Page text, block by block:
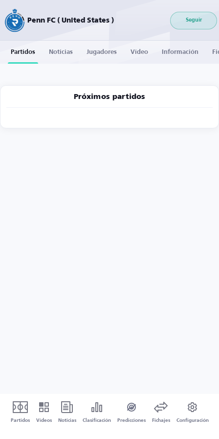
Penn FC ( United States ) Seguir
Partidos Noticias Jugadores Vídeo Información
Próximos partidos
Partidos Vídeos Noticias Clasificación Predicciones Fichajes Configuración